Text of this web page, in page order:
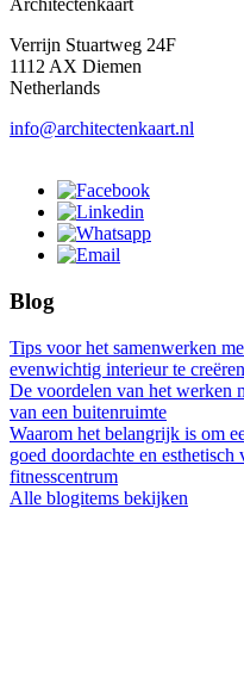
Architectenkaart
Verrijn Stuartweg 24F
1112 AX Diemen
Netherlands
info@architectenkaart.nl
Blog
Tips voor het samenwerken
evenwichtig interieur te creëren
De voordelen van het werken
van een buitenruimte
Waarom het belangrijk is om
goed doordachte en
fitnesscentrum
Alle blogitems bekijken